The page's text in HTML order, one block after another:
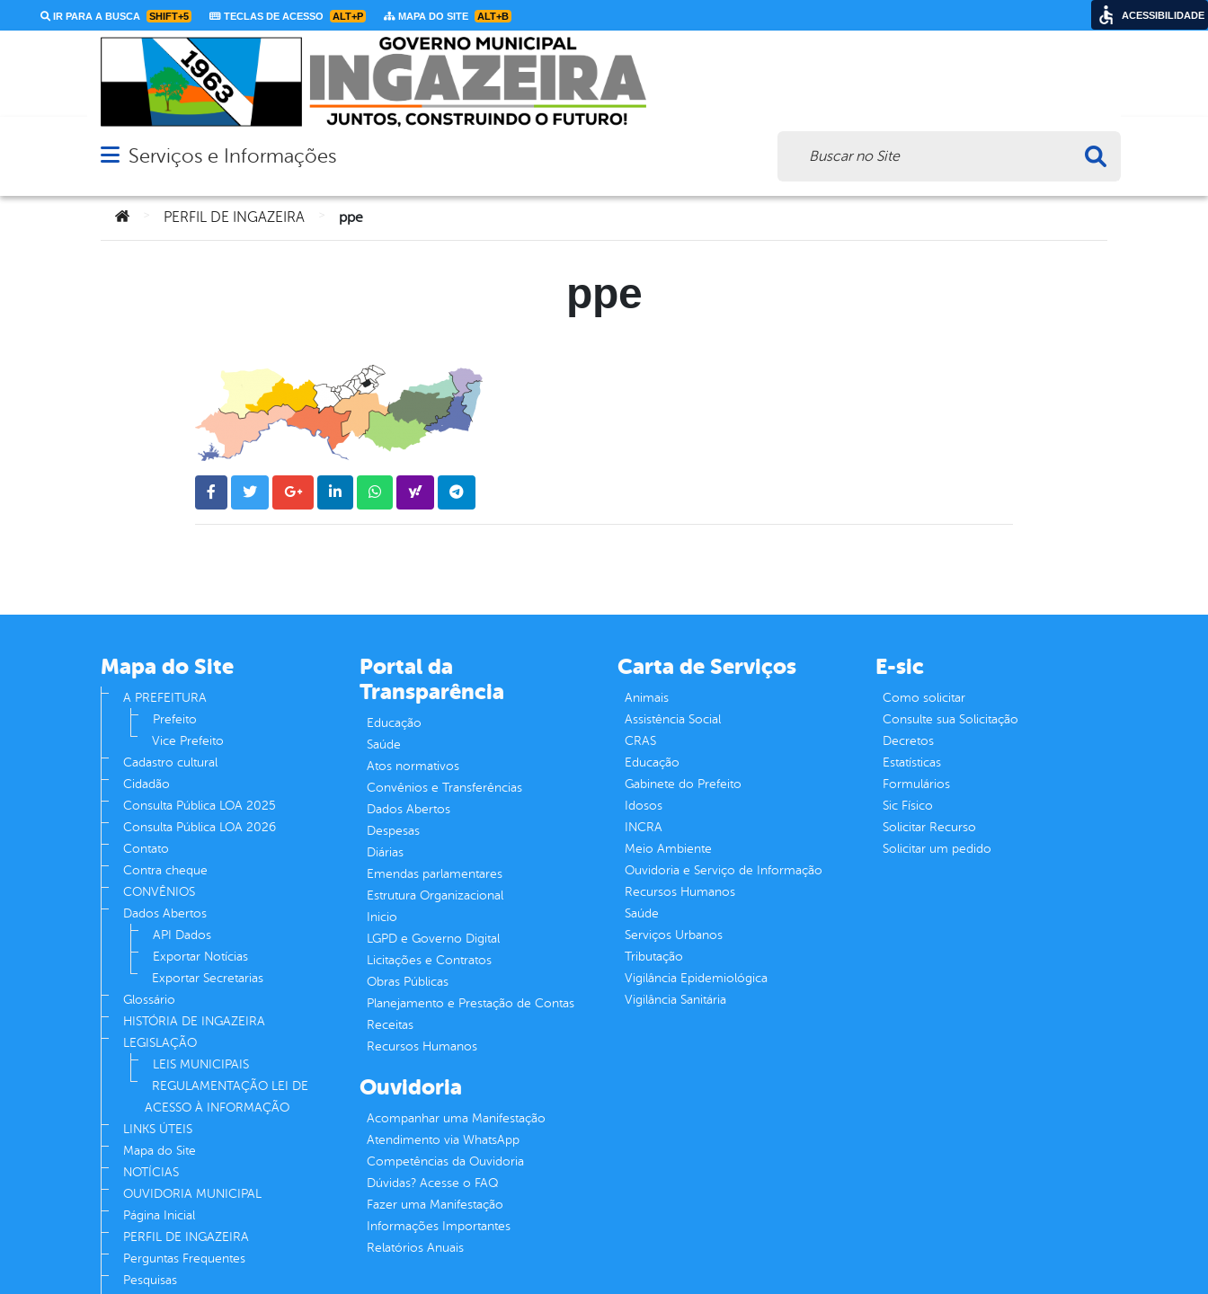
IR PARA A BUSCA SHIFT+5 TECLAS DE ACESSO ALT+P MAPA DO SITE ALT+B
Abrir menu principal de navegação
Serviços e Informações
Você está aqui:PERFIL DE INGAZEIRA ppe
ppe
Mapa do Site
A PREFEITURA
Prefeito
Vice Prefeito
Cadastro cultural
Cidadão
Consulta Pública LOA 2025
Consulta Pública LOA 2026
Contato
Contra cheque
CONVÊNIOS
Dados Abertos
API Dados
Exportar Notícias
Exportar Secretarias
Glossário
HISTÓRIA DE INGAZEIRA
LEGISLAÇÃO
LEIS MUNICIPAIS
REGULAMENTAÇÃO LEI DE
ACESSO À INFORMAÇÃO
LINKS ÚTEIS
Mapa do Site
NOTÍCIAS
OUVIDORIA MUNICIPAL
Página Inicial
PERFIL DE INGAZEIRA
Perguntas Frequentes
Pesquisas
Portal da
Transparência
Educação
Saúde
Atos normativos
Convênios e Transferências
Dados Abertos
Despesas
Diárias
Emendas parlamentares
Estrutura Organizacional
Inicio
LGPD e Governo Digital
Licitações e Contratos
Obras Públicas
Planejamento e Prestação de Contas
Receitas
Recursos Humanos
Carta de Serviços
Animais
Assistência Social
CRAS
Educação
Gabinete do Prefeito
Idosos
INCRA
Meio Ambiente
Ouvidoria e Serviço de Informação
Recursos Humanos
Saúde
Serviços Urbanos
Tributação
Vigilância Epidemiológica
Vigilância Sanitária
E-sic
Como solicitar
Consulte sua Solicitação
Decretos
Estatísticas
Formulários
Sic Físico
Solicitar Recurso
Solicitar um pedido
Ouvidoria
Acompanhar uma Manifestação
Atendimento via WhatsApp
Competências da Ouvidoria
Dúvidas? Acesse o FAQ
Fazer uma Manifestação
Informações Importantes
Relatórios Anuais
ACESSIBILIDADE